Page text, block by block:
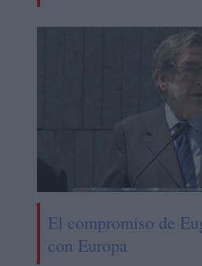
El compromiso de
con Europa